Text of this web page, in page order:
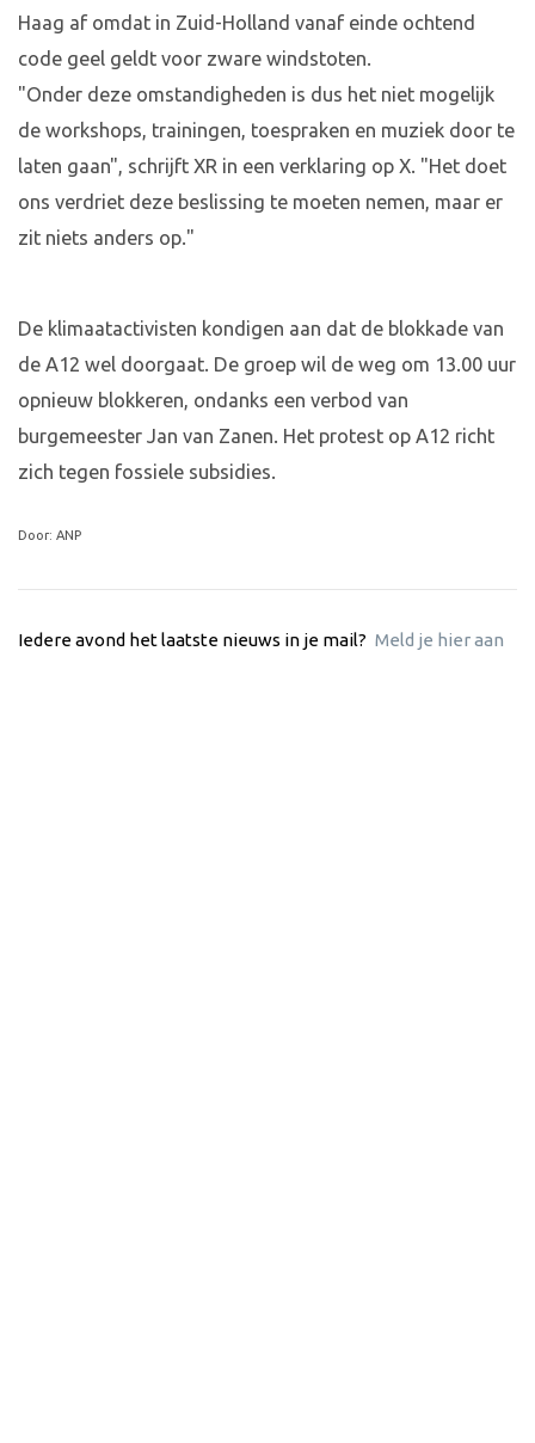
Haag af omdat in Zuid-Holland vanaf einde ochtend
code geel geldt voor zware windstoten.
"Onder deze omstandigheden is dus het niet mogelijk
de workshops, trainingen, toespraken en muziek door te
laten gaan", schrijft XR in een verklaring op X. "Het doet
ons verdriet deze beslissing te moeten nemen, maar er
zit niets anders op."
De klimaatactivisten kondigen aan dat de blokkade van
de A12 wel doorgaat. De groep wil de weg om 13.00 uur
opnieuw blokkeren, ondanks een verbod van
burgemeester Jan van Zanen. Het protest op A12 richt
zich tegen fossiele subsidies.
Door: ANP
Iedere avond het laatste nieuws in je mail? Meld je hier aan